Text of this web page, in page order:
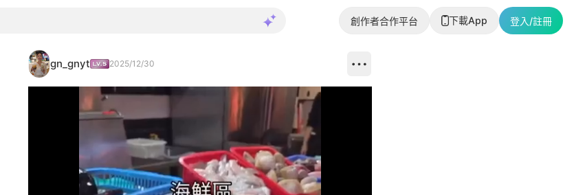
創作者合作平台 下載App 登入/註冊
gn_gnyt 2025/12/30